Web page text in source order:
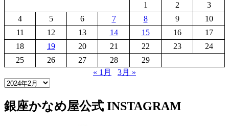
1
2
3
4
5 6 7 8 9
10
11
12 13 14 15 16
17
18
19 20 21 22 23
24
25
26 27 28
29
« 1月
3月 »
銀座かなめ屋公式 INSTAGRAM